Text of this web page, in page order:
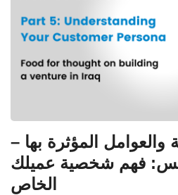
والعوامل المؤثرة بها –
فهم شخصية عميلك
الخاص